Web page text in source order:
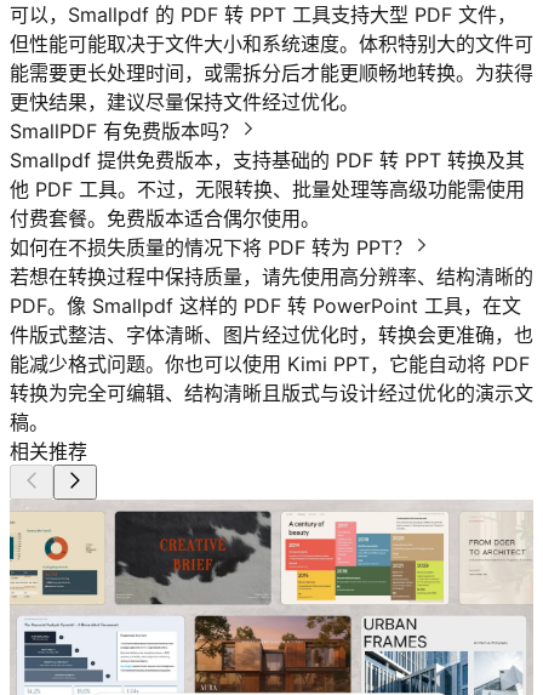
可以，Smallpdf 的 PDF 转 PPT 工具支持大型 PDF 文件，
但性能可能取决于文件大小和系统速度。体积特别大的文件可
能需要更长处理时间，或需拆分后才能更顺畅地转换。为获得
更快结果，建议尽量保持文件经过优化。
SmallPDF 有免费版本吗？
Smallpdf 提供免费版本，支持基础的 PDF 转 PPT 转换及其
他 PDF 工具。不过，无限转换、批量处理等高级功能需使用
付费套餐。免费版本适合偶尔使用。
如何在不损失质量的情况下将 PDF 转为 PPT？
若想在转换过程中保持质量，请先使用高分辨率、结构清晰的
PDF。像 Smallpdf 这样的 PDF 转 PowerPoint 工具，在文
件版式整洁、字体清晰、图片经过优化时，转换会更准确，也
能减少格式问题。你也可以使用 Kimi PPT，它能自动将 PDF
转换为完全可编辑、结构清晰且版式与设计经过优化的演示文
稿。
相关推荐